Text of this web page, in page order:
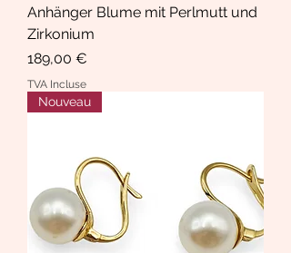
Anhänger Blume mit Perlmutt und
Zirkonium
Prix
189,00 €
TVA Incluse
Nouveau